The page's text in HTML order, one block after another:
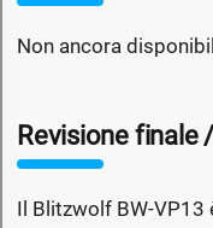
Non ancora
Revisione finale
Il Blitzwolf BW-VP13